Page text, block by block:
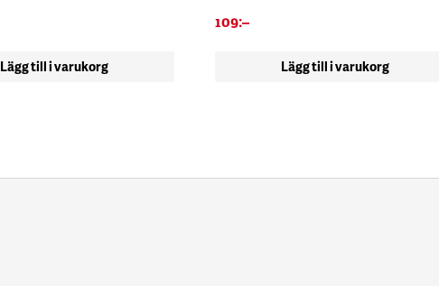
Lägg till i varukorg
109:–
Lägg till i varukorg